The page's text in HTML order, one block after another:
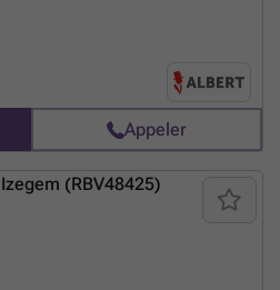
-2 salles de bains -Logement économe
via ### ou contactez Maxim au
Appeler